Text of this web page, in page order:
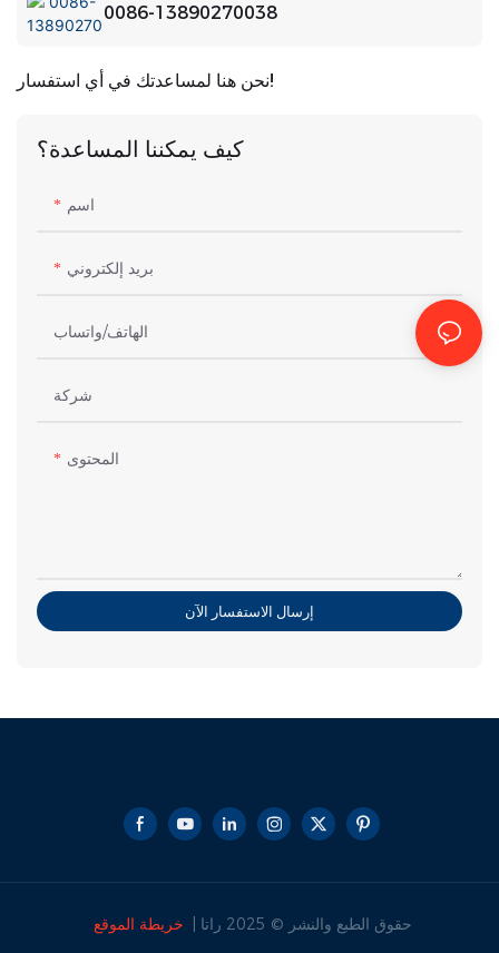
0086-13890270038
نحن هنا لمساعدتك في أي استفسار!
كيف يمكننا المساعدة؟
اسم
بريد إلكتروني
الهاتف/واتساب
شركة
المحتوى
إرسال الاستفسار الآن
حقوق الطبع والنشر © 2025 راتا | خريطة الموقع